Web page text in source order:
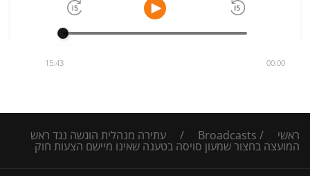
00:00
15:43
ראשי /
Broadcasts
/ עתירה מנהלית הוגשה נגד ראש
המועצה בחצור שמעון סויסה בטענה שאינו מיישם הצעות חוק